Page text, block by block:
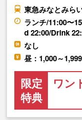
東急みなとみら
ランチ/11:00〜
d 22:00/Drink
なし
昼：1,000～
限定
特典
ワン